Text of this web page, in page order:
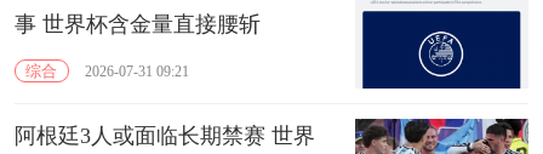
事 世界杯含金量直接腰斩
综合 2026-07-31 09:21
阿根廷3人或面临长期禁赛 世界